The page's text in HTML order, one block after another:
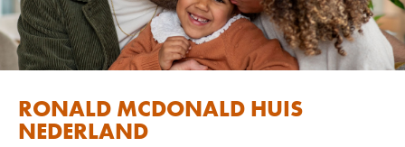
RONALD MCDONALD HUIS
NEDERLAND